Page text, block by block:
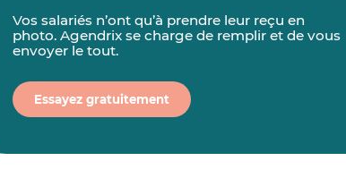
Vos salariés n’ont qu’à prendre leur reçu en
photo. Agendrix se charge de remplir et de vous
envoyer le tout.
Essayez gratuitement